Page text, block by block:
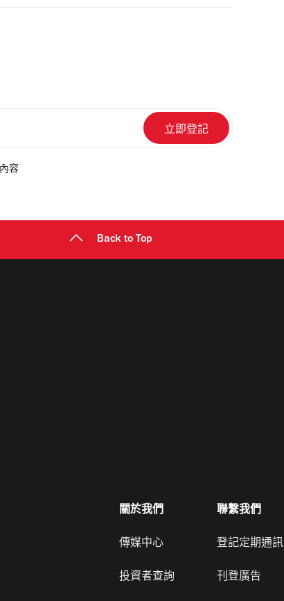
內容
Back to Top
關於我們
傳媒中心
投資者查詢
聯繫我們
登記定期通訊
刊登廣告